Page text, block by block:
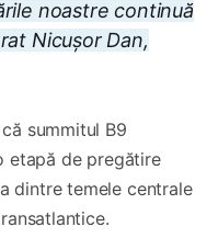
noastre continuă
Nicușor Dan,
summitul B9
etapă de pregătire
dintre temele centrale